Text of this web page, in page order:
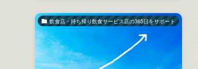
飲食店・持ち帰り飲食サービス店の365日をサポート